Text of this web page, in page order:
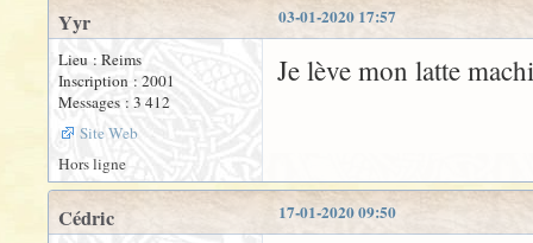
03-01-2020 17:57
Yyr
Lieu : Reims
Inscription : 2001
Messages : 3 412
Site Web
Je lève mon latte
Hors ligne
17-01-2020 09:50
Cédric